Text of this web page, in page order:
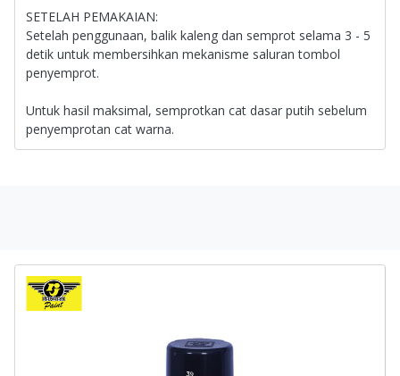
SETELAH PEMAKAIAN:
Setelah penggunaan, balik kaleng dan semprot selama 3 - 5
detik untuk membersihkan mekanisme saluran tombol
penyemprot.
Untuk hasil maksimal, semprotkan cat dasar putih sebelum
penyemprotan cat warna.